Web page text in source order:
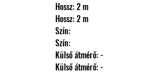
                Hossz: 2 m
                Hossz: 2 m
                Szín:
                Szín:
                Külső átmérő: -
                Külső átmérő: -